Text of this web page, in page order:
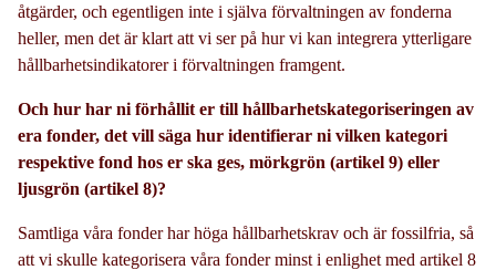
åtgärder, och egentligen inte i själva förvaltningen av fonderna
heller, men det är klart att vi ser på hur vi kan integrera ytterligare
hållbarhetsindikatorer i förvaltningen framgent.
Och hur har ni förhållit er till hållbarhetskategoriseringen av
era fonder, det vill säga hur identifierar ni vilken kategori
respektive fond hos er ska ges, mörkgrön (artikel 9) eller
ljusgrön (artikel 8)?
Samtliga våra fonder har höga hållbarhetskrav och är fossilfria, så
att vi skulle kategorisera våra fonder minst i enlighet med artikel 8